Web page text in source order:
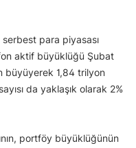
serbest para piyasası
aktif büyüklüğü Şubat
büyüyerek 1,84 trilyon
da yaklaşık olarak 2%
portföy büyüklüğünün